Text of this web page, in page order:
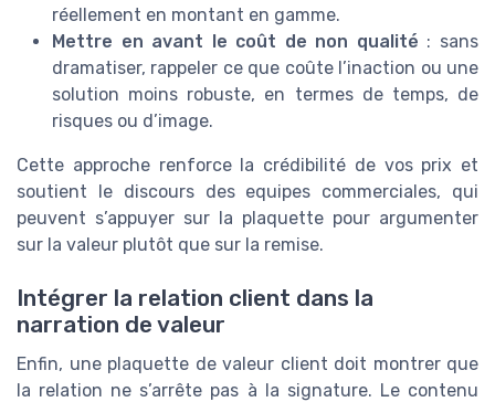
réellement en montant en gamme.
Mettre en avant le coût de non qualité : sans
dramatiser, rappeler ce que coûte l’inaction ou une
solution moins robuste, en termes de temps, de
risques ou d’image.
Cette approche renforce la crédibilité de vos prix et
soutient le discours des equipes commerciales, qui
peuvent s’appuyer sur la plaquette pour argumenter
sur la valeur plutôt que sur la remise.
Intégrer la relation client dans la
narration de valeur
Enfin, une plaquette de valeur client doit montrer que
la relation ne s’arrête pas à la signature. Le contenu